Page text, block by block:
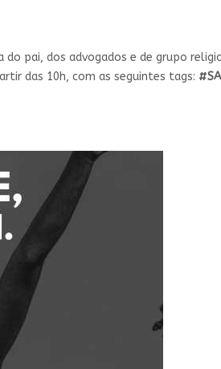
pai, dos advogados e de grupo
das 10h, com as seguintes tags: